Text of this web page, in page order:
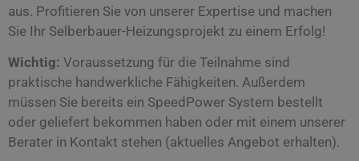
aus. Profitieren Sie von unserer Expertise und machen
Sie Ihr Selberbauer-Heizungsprojekt zu einem Erfolg!
Wichtig: Voraussetzung für die Teilnahme sind
praktische handwerkliche Fähigkeiten. Außerdem
müssen Sie bereits ein SpeedPower System bestellt
oder geliefert bekommen haben oder mit einem unserer
Berater in Kontakt stehen (aktuelles Angebot erhalten).